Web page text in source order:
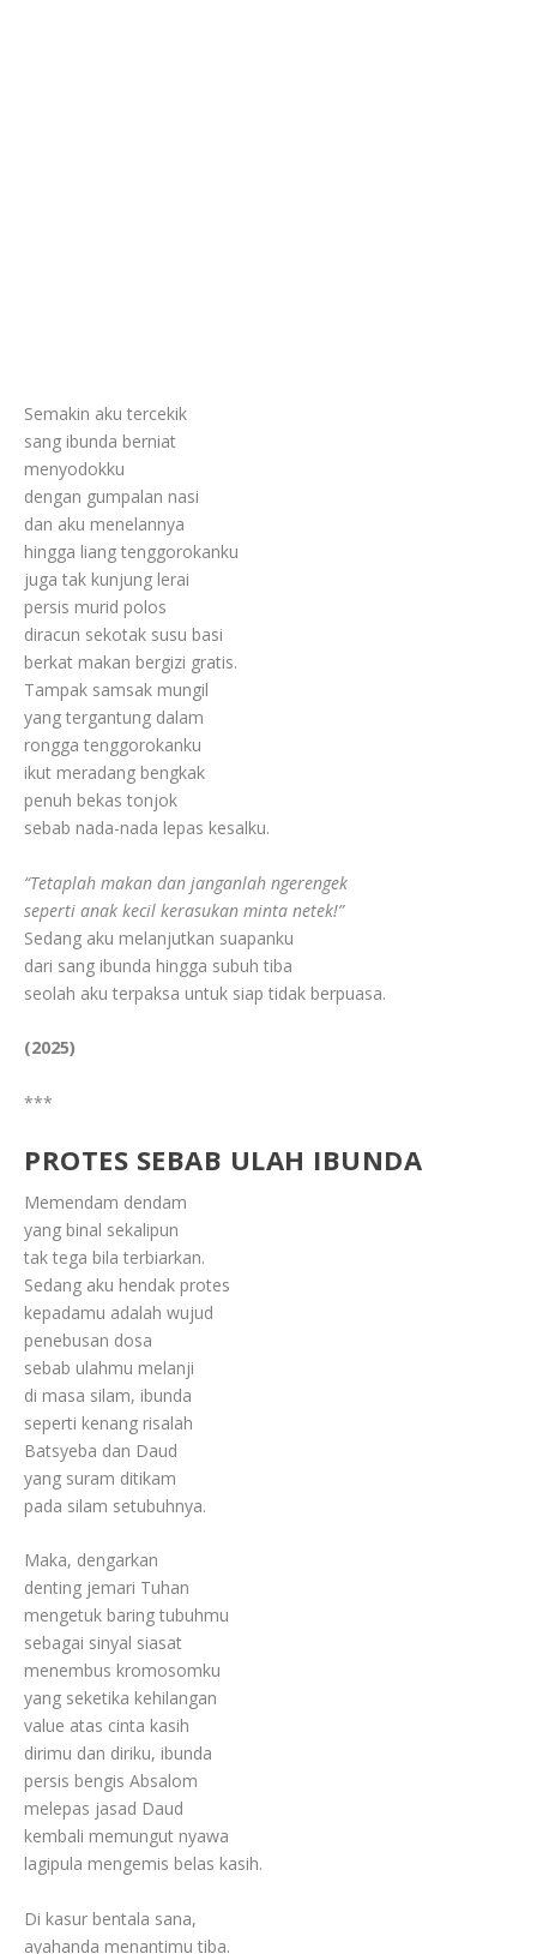
Semakin aku tercekik
sang ibunda berniat
menyodokku
dengan gumpalan nasi
dan aku menelannya
hingga liang tenggorokanku
juga tak kunjung lerai
persis murid polos
diracun sekotak susu basi
berkat makan bergizi gratis.
Tampak samsak mungil
yang tergantung dalam
rongga tenggorokanku
ikut meradang bengkak
penuh bekas tonjok
sebab nada-nada lepas kesalku.
“Tetaplah makan dan janganlah ngerengek
seperti anak kecil kerasukan minta netek!”
Sedang aku melanjutkan suapanku
dari sang ibunda hingga subuh tiba
seolah aku terpaksa untuk siap tidak berpuasa.
(2025)
***
PROTES SEBAB ULAH IBUNDA
Memendam dendam
yang binal sekalipun
tak tega bila terbiarkan.
Sedang aku hendak protes
kepadamu adalah wujud
penebusan dosa
sebab ulahmu melanji
di masa silam, ibunda
seperti kenang risalah
Batsyeba dan Daud
yang suram ditikam
pada silam setubuhnya.
Maka, dengarkan
denting jemari Tuhan
mengetuk baring tubuhmu
sebagai sinyal siasat
menembus kromosomku
yang seketika kehilangan
value atas cinta kasih
dirimu dan diriku, ibunda
persis bengis Absalom
melepas jasad Daud
kembali memungut nyawa
lagipula mengemis belas kasih.
Di kasur bentala sana,
ayahanda menantimu tiba.